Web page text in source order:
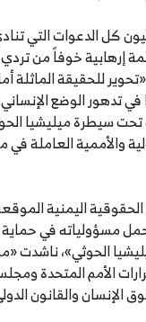
كل الدعوات التي
خوفاً من تردي
للحقيقة الماثلة
تدهور الوضع
سيطرة ميليشيا
والأممية العاملة في
اليمنية
مسؤولياته في
الحوثي»، ناشدت
الأمم المتحدة
والقانون